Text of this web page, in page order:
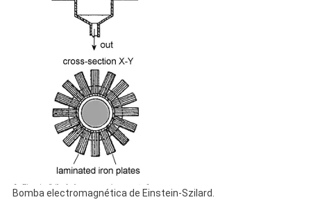
Bomba electromagnética de Einstein-Szilard.